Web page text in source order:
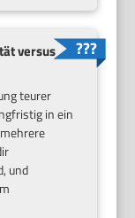
versus
teurer
in ein
und